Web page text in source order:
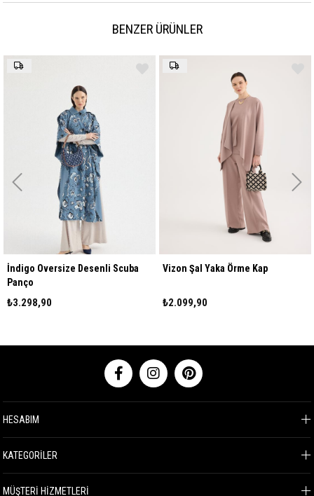
BENZER ÜRÜNLER
İndigo Oversize Desenli Scuba
Panço
₺3.298,90
Vizon Şal Yaka Örme Kap
₺2.099,90
HESABIM
KATEGORİLER
MÜŞTERİ HİZMETLERİ